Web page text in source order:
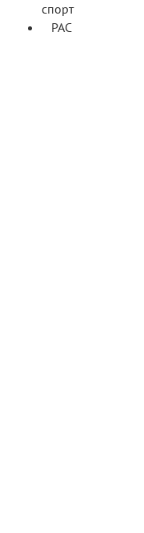
спорт
РАС